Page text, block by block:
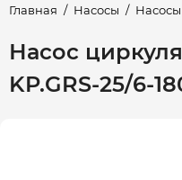
Главная Насосы
Насос
KP.GRS-25/6-